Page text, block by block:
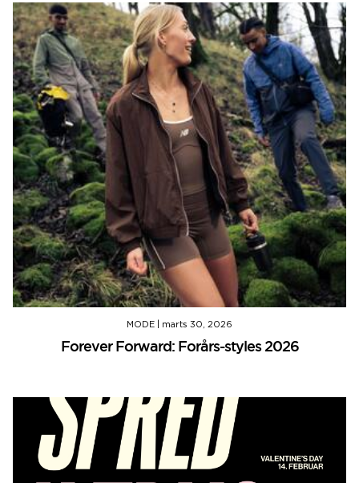
MODE marts 30, 2026
Forever Forward: Forårs-styles 2026